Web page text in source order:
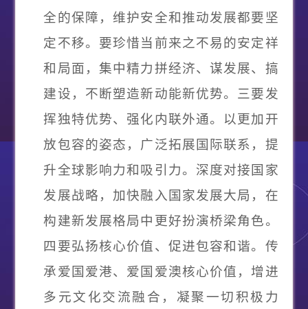
全的保障，维护安全和推动发展都要坚
定不移。要珍惜当前来之不易的安定祥
和局面，集中精力拼经济、谋发展、搞
建设，不断塑造新动能新优势。三要发
挥独特优势、强化内联外通。以更加开
放包容的姿态，广泛拓展国际联系，提
升全球影响力和吸引力。深度对接国家
发展战略，加快融入国家发展大局，在
构建新发展格局中更好扮演桥梁角色。
四要弘扬核心价值、促进包容和谐。传
承爱国爱港、爱国爱澳核心价值，增进
多元文化交流融合，凝聚一切积极力